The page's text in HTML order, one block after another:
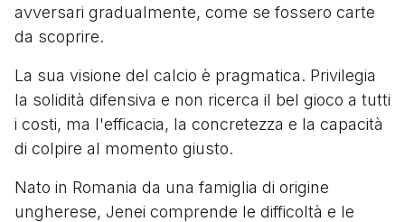
avversari gradualmente, come se fossero carte
da scoprire.
La sua visione del calcio è pragmatica. Privilegia
la solidità difensiva e non ricerca il bel gioco a tutti
i costi, ma l'efficacia, la concretezza e la capacità
di colpire al momento giusto.
Nato in Romania da una famiglia di origine
ungherese, Jenei comprende le difficoltà e le